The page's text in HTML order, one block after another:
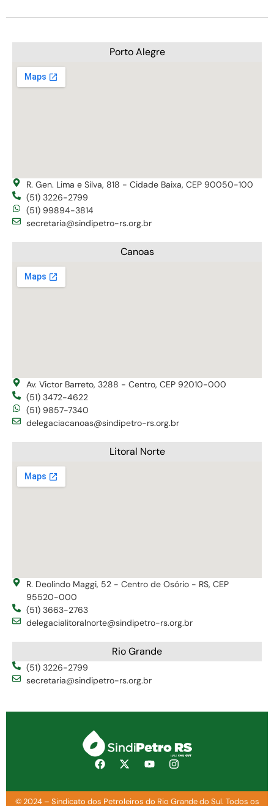
Porto Alegre
R. Gen. Lima e Silva, 818 - Cidade Baixa, CEP 90050-100
(51) 3226-2799
(51) 99894-3814
secretaria@sindipetro-rs.org.br
Canoas
Av. Victor Barreto, 3288 - Centro, CEP 92010-000
(51) 3472-4622
(51) 9857-7340
delegaciacanoas@sindipetro-rs.org.br
Litoral Norte
R. Deolindo Maggi, 52 - Centro de Osório - RS, CEP
95520-000
(51) 3663-2763
delegacialitoralnorte@sindipetro-rs.org.br
Rio Grande
(51) 3226-2799
secretaria@sindipetro-rs.org.br
© 2024 – Sindicato dos Petroleiros do Rio Grande do Sul. Todos os